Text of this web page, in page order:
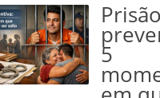
Prisão
5